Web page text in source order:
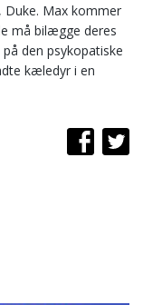
Max kommer
må bilægge deres
den psykopatiske
kæledyr i en